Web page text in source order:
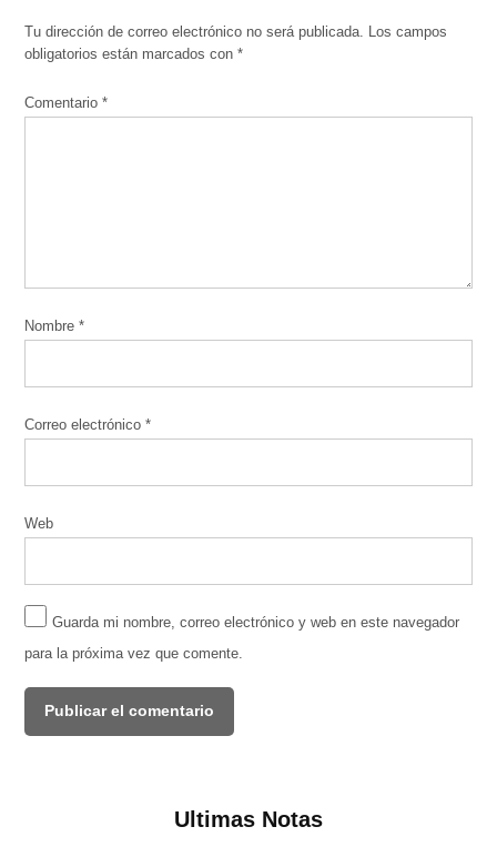
Tu dirección de correo electrónico no será publicada. Los campos
obligatorios están marcados con*
Comentario*
Nombre*
Correo electrónico*
Web
Guarda mi nombre, correo electrónico y web en este navegador
para la próxima vez que comente.
Ultimas Notas